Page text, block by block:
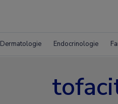
Dermatologie Endocrinologie